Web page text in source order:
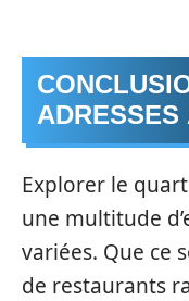
ADRESSES
Explorer le
une multitude
variées. Que ce
de restaurants